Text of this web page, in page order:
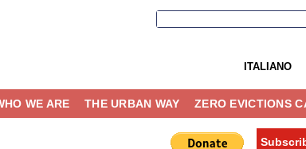
ITALIANO
WE ARE THE URBAN WAY ZERO EVICTIONS